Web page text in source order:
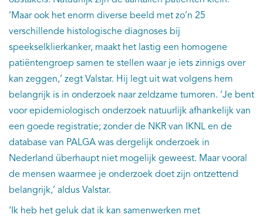
‘Maar ook het enorm diverse beeld met zo’n 25
verschillende histologische diagnoses bij
speekselklierkanker, maakt het lastig een homogene
patiëntengroep samen te stellen waar je iets zinnigs over
kan zeggen,’ zegt Valstar. Hij legt uit wat volgens hem
belangrijk is in onderzoek naar zeldzame tumoren. ‘Je bent
voor epidemiologisch onderzoek natuurlijk afhankelijk van
een goede registratie; zonder de NKR van IKNL en de
database van PALGA was dergelijk onderzoek in
Nederland überhaupt niet mogelijk geweest. Maar vooral
de mensen waarmee je onderzoek doet zijn ontzettend
belangrijk,’ aldus Valstar.
‘Ik heb het geluk dat ik kan samenwerken met